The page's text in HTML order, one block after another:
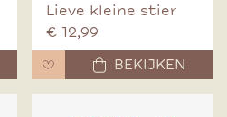
Lieve kleine stier
€ 12,99
BEKIJKEN